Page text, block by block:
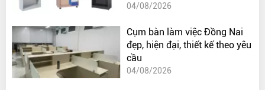
04/08/2026
Cụm bàn làm việc Đồng Nai
đẹp, hiện đại, thiết kế theo yêu
cầu
04/08/2026